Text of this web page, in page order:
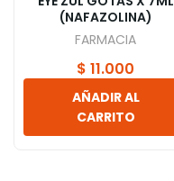
(NAFAZOLINA)
FARMACIA
$ 11.000
AÑADIR AL
CARRITO